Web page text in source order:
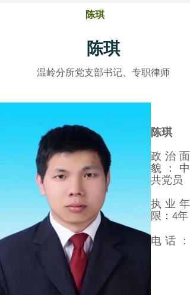
陈琪
陈琪
温岭分所党支部书记、专职律师
陈琪
政治面
貌：中
共党员
执业年
限： 4年
电话：